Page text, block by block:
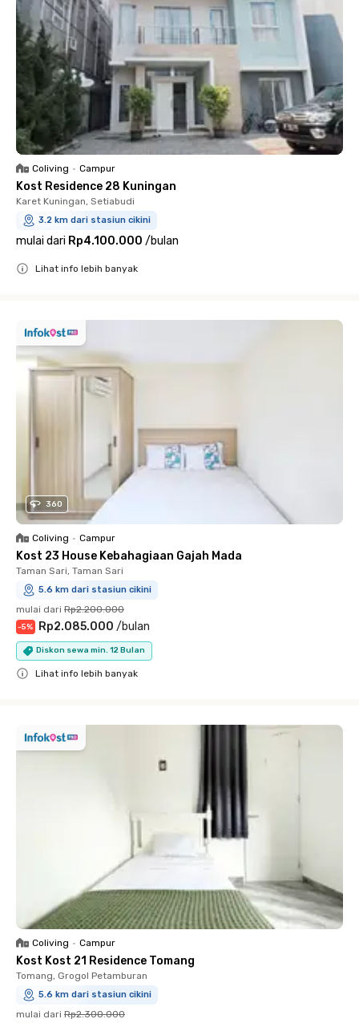
Coliving • Campur
Kost Residence 28 Kuningan
Karet Kuningan, Setiabudi
3.2 km dari stasiun cikini
mulai dari Rp4.100.000 /bulan
Lihat info lebih banyak
360
Coliving • Campur
Kost 23 House Kebahagiaan Gajah Mada
Taman Sari, Taman Sari
5.6 km dari stasiun cikini
mulai dari Rp2.200.000
-5% Rp2.085.000 /bulan
Diskon sewa min. 12 Bulan
Lihat info lebih banyak
Coliving • Campur
Kost Kost 21 Residence Tomang
Tomang, Grogol Petamburan
5.6 km dari stasiun cikini
mulai dari Rp2.300.000